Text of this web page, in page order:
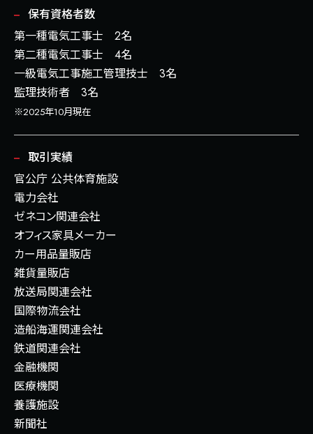
保有資格者数
第一種電気工事士 2名
第二種電気工事士 4名
一級電気工事施工管理技士 3名
監理技術者 3名
※2025年10月現在
取引実績
官公庁 公共体育施設
電力会社
ゼネコン関連会社
オフィス家具メーカー
カー用品量販店
雑貨量販店
放送局関連会社
国際物流会社
造船海運関連会社
鉄道関連会社
金融機関
医療機関
養護施設
新聞社